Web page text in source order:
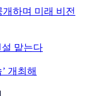
하며 미래 비전
맡는다
개최해